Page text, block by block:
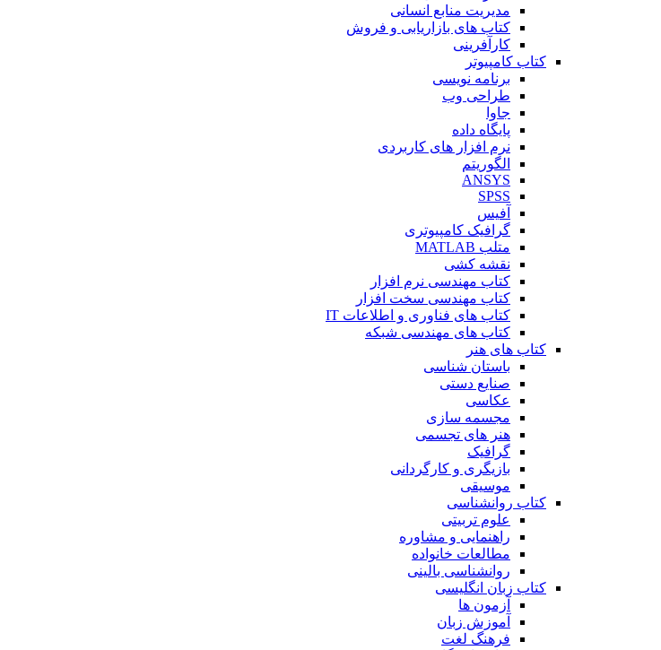
مدیریت منابع انسانی
کتاب های بازاریابی و فروش
کارآفرینی
کتاب کامپیوتر
برنامه نویسی
طراحی وب
جاوا
پایگاه داده
نرم افزار های کاربردی
الگوریتم
ANSYS
SPSS
آفیس
گرافیک کامپیوتری
متلب MATLAB
نقشه کشی
کتاب مهندسی نرم افزار
کتاب مهندسی سخت افزار
کتاب های فناوری و اطلاعات IT
کتاب های مهندسی شبکه
کتاب های هنر
باستان شناسی
صنایع دستی
عکاسی
مجسمه سازی
هنر های تجسمی
گرافیک
بازیگری و کارگردانی
موسیقی
کتاب روانشناسی
علوم تربیتی
راهنمایی و مشاوره
مطالعات خانواده
روانشناسی بالینی
کتاب زبان انگلیسی
آزمون ها
آموزش زبان
فرهنگ لغت